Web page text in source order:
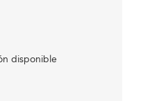
disponible